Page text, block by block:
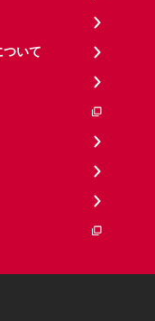
ついて